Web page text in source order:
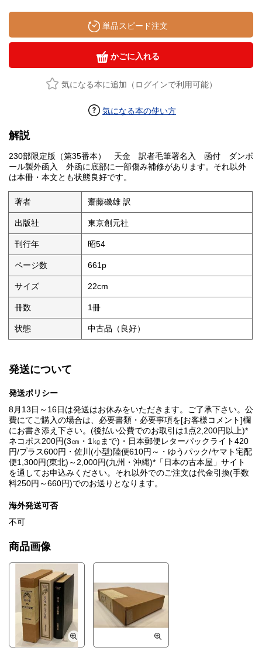
単品スピード注文
かごに入れる
気になる本に追加（ログインで利用可能）
気になる本の使い方
解説
230部限定版（第35番本） 天金 訳者毛筆署名入 函付 ダンボ
ール製外函入 外函に底部に一部傷み補修があります。それ以外
は本冊・本文とも状態良好です。
著者 齋藤磯雄 訳
出版社 東京創元社
刊行年 昭54
ページ数 661p
サイズ 22cm
冊数 1冊
状態 中古品（良好）
発送について
発送ポリシー
8月13日～16日は発送はお休みをいただきます。ご了承下さい。公
費にてご購入の場合は、必要書類・必要事項を[お客様コメント]欄
にお書き添え下さい。(後払い公費でのお取引は1点2,200円以上)*
ネコポス200円(3㎝・1㎏まで)・日本郵便レターパックライト420
円/プラス600円・佐川(小型)陸便610円～・ゆうパック/ヤマト宅配
便1,300円(東北)～2,000円(九州・沖縄)*「日本の古本屋」サイト
を通してお申込みください。それ以外でのご注文は代金引換(手数
料250円～660円)でのお送りとなります。
海外発送可否
不可
商品画像